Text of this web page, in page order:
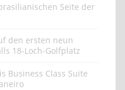
Seite der
den ersten neun
18-Loch-Golfplatz
Business Class Suite